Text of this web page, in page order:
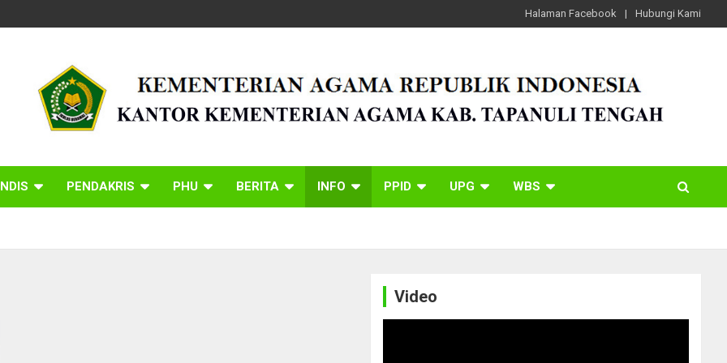
Halaman Facebook Hubungi Kami
PENDAKRIS PHU BERITA INFO PPID UPG WBS
Video